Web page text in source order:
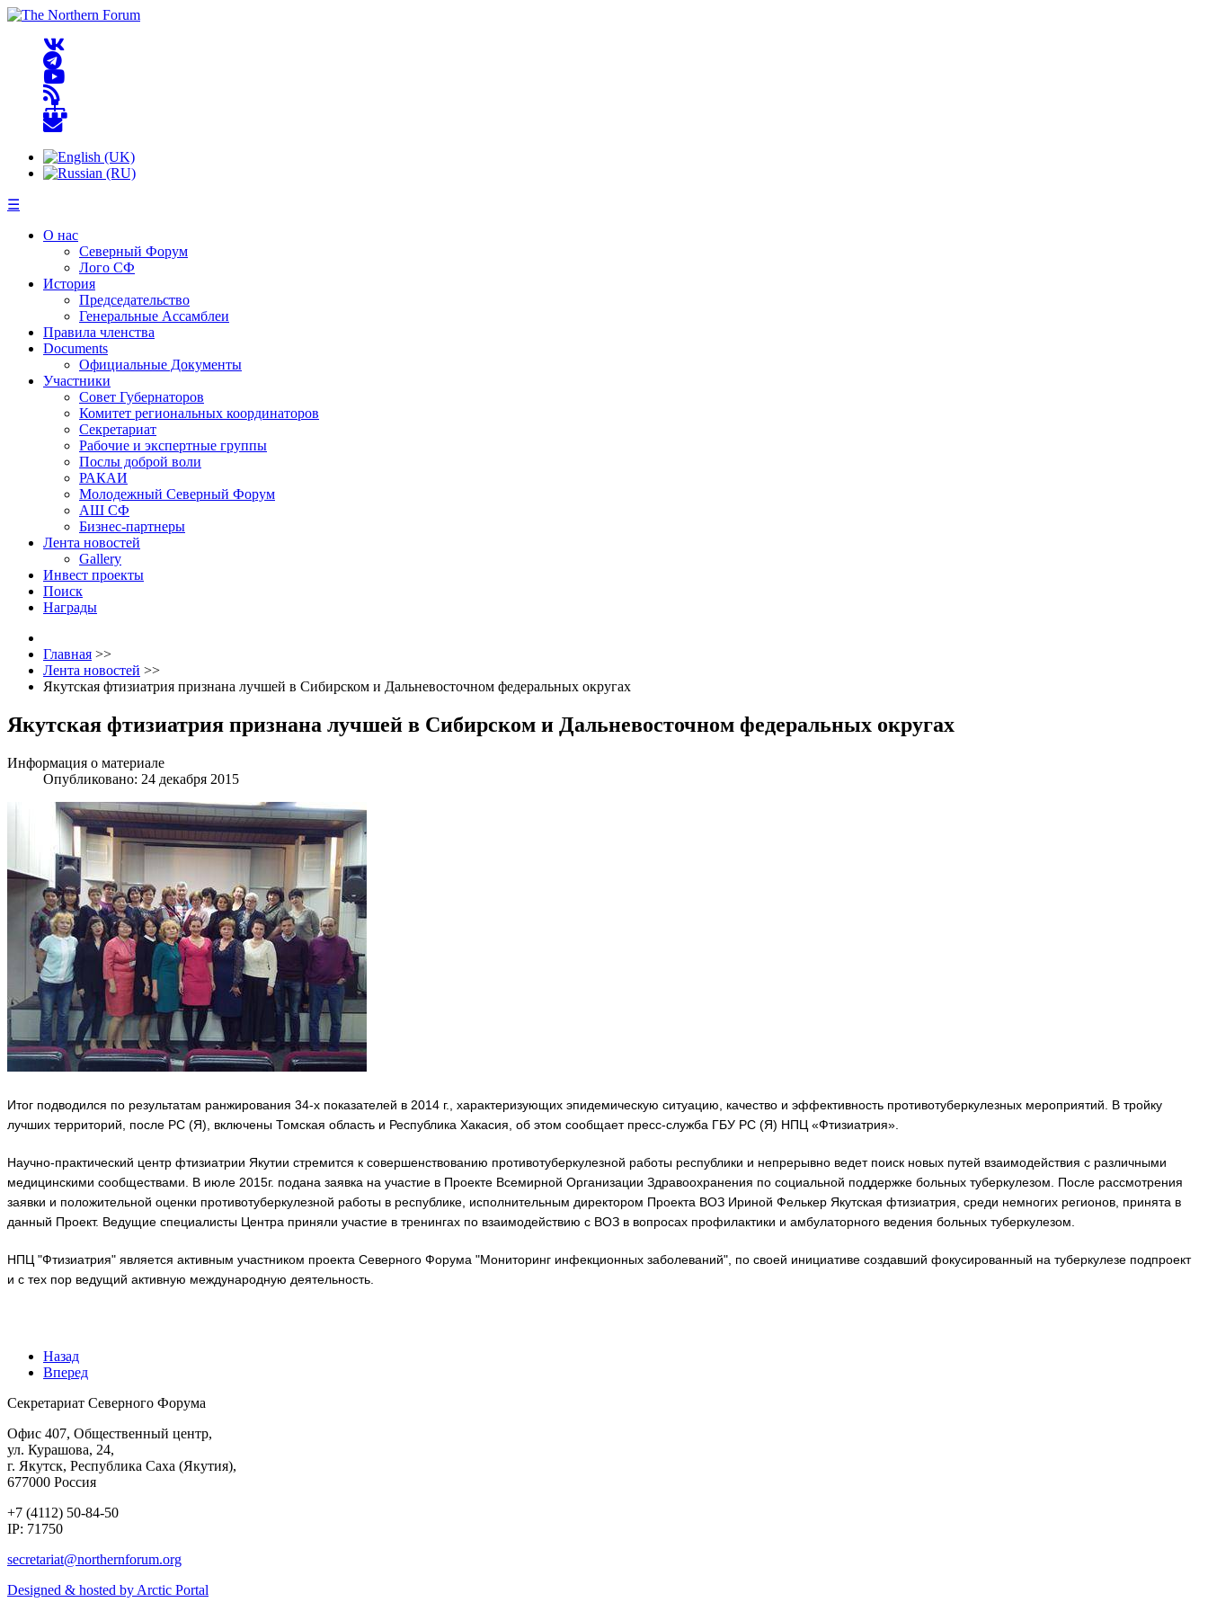
☰
О нас
Северный Форум
Лого СФ
История
Председательство
Генеральные Ассамблеи
Правила членства
Documents
Официальные Документы
Участники
Совет Губернаторов
Комитет региональных координаторов
Секретариат
Рабочие и экспертные группы
Послы доброй воли
РАКАИ
Молодежный Северный Форум
АШ СФ
Бизнес-партнеры
Лента новостей
Gallery
Инвест проекты
Поиск
Награды
Главная >>
Лента новостей >>
Якутская фтизиатрия признана лучшей в Сибирском и Дальневосточном федеральных округах
Якутская фтизиатрия признана лучшей в Сибирском и Дальневосточном федеральных округах
Информация о материале
Опубликовано: 24 декабря 2015
Итог подводился по результатам ранжирования 34-х показателей в 2014 г., характеризующих эпидемическую ситуацию, качество и эффективность противотуберкулезных мероприятий. В тройку
лучших территорий, после РС (Я), включены Томская область и Республика Хакасия, об этом сообщает пресс-служба ГБУ РС (Я) НПЦ «Фтизиатрия».
Научно-практический центр фтизиатрии Якутии стремится к совершенствованию противотуберкулезной работы республики и непрерывно ведет поиск новых путей взаимодействия с различными
медицинскими сообществами. В июле 2015г. подана заявка на участие в Проекте Всемирной Организации Здравоохранения по социальной поддержке больных туберкулезом. После рассмотрения
заявки и положительной оценки противотуберкулезной работы в республике, исполнительным директором Проекта ВОЗ Ириной Фелькер Якутская фтизиатрия, среди немногих регионов, принята в
данный Проект. Ведущие специалисты Центра приняли участие в тренингах по взаимодействию с ВОЗ в вопросах профилактики и амбулаторного ведения больных туберкулезом.
НПЦ "Фтизиатрия" является активным участником проекта Северного Форума "Мониторинг инфекционных заболеваний", по своей инициативе создавший фокусированный на туберкулезе подпроект
и с тех пор ведущий активную международную деятельность.
Назад
Вперед
Секретариат Северного Форума
Офис 407, Общественный центр,
ул. Курашова, 24,
г. Якутск, Республика Саха (Якутия),
677000 Россия
+7 (4112) 50-84-50
IP: 71750
Designed & hosted by Arctic Portal